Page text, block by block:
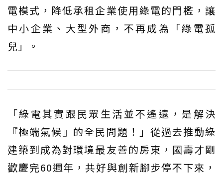
電模式，降低承租企業使用綠電的門檻，讓
中小企業、大型外商，不再成為「綠電孤
兒」。
「綠電其實跟民眾生活並不遙遠，是解決
『極端氣候』的全民問題！」從過去推動綠
建築到成為對環境最友善的房東，國壽才剛
歡慶完60週年，共好與創新腳步停不下來，